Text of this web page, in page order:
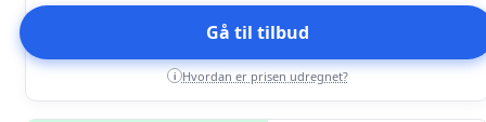
Gå til tilbud
i Hvordan er prisen udregnet?